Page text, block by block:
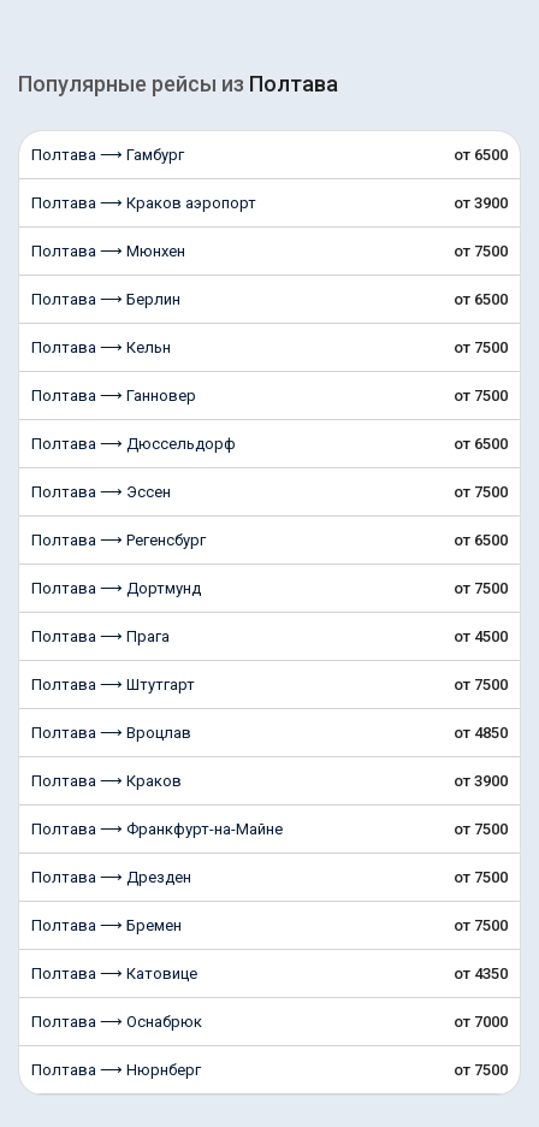
Популярные рейсы из Полтава
Полтава ⟶ Гамбург от 6500
Полтава ⟶ Краков аэропорт от 3900
Полтава ⟶ Мюнхен от 7500
Полтава ⟶ Берлин от 6500
Полтава ⟶ Кельн от 7500
Полтава ⟶ Ганновер от 7500
Полтава ⟶ Дюссельдорф от 6500
Полтава ⟶ Эссен от 7500
Полтава ⟶ Регенсбург от 6500
Полтава ⟶ Дортмунд от 7500
Полтава ⟶ Прага от 4500
Полтава ⟶ Штутгарт от 7500
Полтава ⟶ Вроцлав от 4850
Полтава ⟶ Краков от 3900
Полтава ⟶ Франкфурт-на-Майне от 7500
Полтава ⟶ Дрезден от 7500
Полтава ⟶ Бремен от 7500
Полтава ⟶ Катовице от 4350
Полтава ⟶ Оснабрюк от 7000
Полтава ⟶ Нюрнберг от 7500